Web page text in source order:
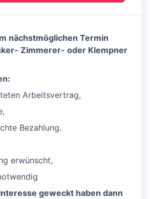
nächstmöglichen Termin
Zimmerer- oder Klempner
Arbeitsvertrag,
Bezahlung.
erwünscht,
geweckt haben dann